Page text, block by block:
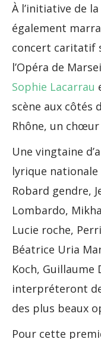
À l’initiative de
également
concert caritatif
l’Opéra de
Sophie Lacarrau
scène aux côtés
Rhône, un
Une vingtaine
lyrique
Robard gendre,
Lombardo,
Lucie roche,
Béatrice Uria
Koch, Guillaume
interpréteront
des plus beaux
Pour cette